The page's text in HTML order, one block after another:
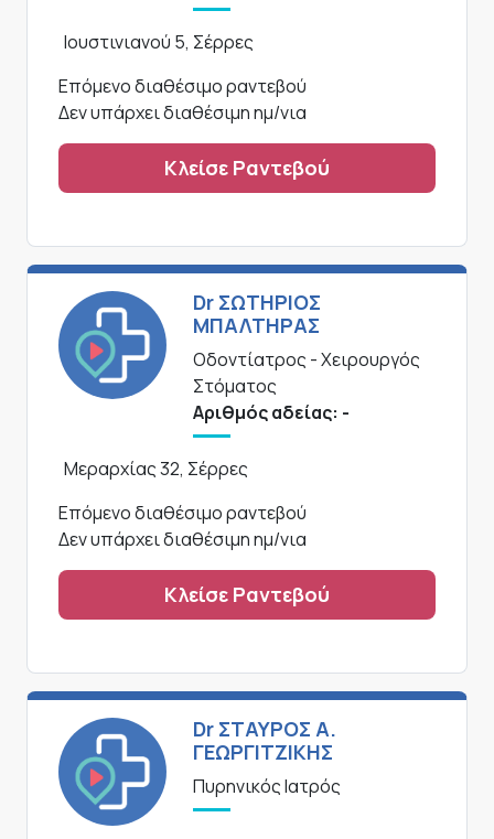
Ιουστινιανού 5, Σέρρες
Επόμενο διαθέσιμο ραντεβού
Δεν υπάρχει διαθέσιμη ημ/νια
Κλείσε Ραντεβού
Dr ΣΩΤΗΡΙΟΣ
ΜΠΑΛΤΗΡΑΣ
Οδοντίατρος - Χειρουργός
Στόματος
Αριθμός αδείας: -
Μεραρχίας 32, Σέρρες
Επόμενο διαθέσιμο ραντεβού
Δεν υπάρχει διαθέσιμη ημ/νια
Κλείσε Ραντεβού
Dr ΣΤΑΥΡΟΣ Α.
ΓΕΩΡΓΙΤΖΙΚΗΣ
Πυρηνικός Ιατρός